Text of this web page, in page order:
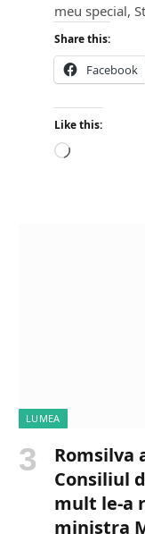
meu special,
Share this:
Facebook
Like this:
L
LUMEA
Romsilva
Consiliul
mult le-a
ministra